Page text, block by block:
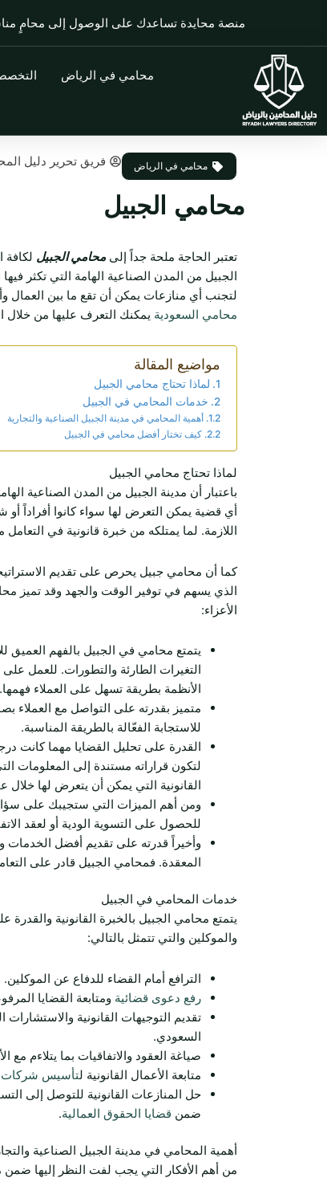
المحتوى
منصة محايدة تساعدك على الوصول إلى محامٍ
محامي في الرياض
محامي في الرياض فريق تحرير دليل
محامي الجبيل
تعتبر الحاجة ملحة جداً إلى محامي الجبيل لكافة
الجبيل من المدن الصناعية الهامة التي تكثر
لتجنب أي منازعات يمكن أن تقع ما بين العمال
محامي السعودية يمكنك التعرف عليها من خلال
مواضيع المقالة
لماذا تحتاج محامي الجبيل
خدمات المحامي في الجبيل
أهمية المحامي في مدينة الجبيل الصناعية والتجارية
كيف تختار أفضل محامي في الجبيل
لماذا تحتاج محامي الجبيل
باعتبار أن مدينة الجبيل من المدن الصناعية
أي قضية يمكن التعرض لها سواء كانوا أفراداً
اللازمة. لما يمتلكه من خبرة قانونية في
كما أن محامي جبيل يحرص على تقديم
الذي يسهم في توفير الوقت والجهد وقد تميز
الأعزاء:
يتمتع محامي في الجبيل بالفهم العميق
التغيرات الطارئة والتطورات. للعمل
الأنظمة بطريقة تسهل على العملاء فهمها.
متميز بقدرته على التواصل مع العملاء
للاستجابة الفعّالة بالطريقة المناسبة.
القدرة على تحليل القضايا مهما كانت
لتكون قراراته مستندة إلى المعلومات
القانونية التي يمكن أن يتعرض لها خلال
ومن أهم الميزات التي ستجيبك على
للحصول على التسوية الودية أو لعقد
وأخيراً قدرته على تقديم أفضل الخدمات
المعقدة. فمحامي الجبيل قادر على
خدمات المحامي في الجبيل
يتمتع محامي الجبيل بالخبرة القانونية
والموكلين والتي تتمثل بالتالي:
الترافع أمام القضاء للدفاع عن
رفع دعوى قضائية ومتابعة القضايا
تقديم التوجيهات القانونية
السعودي.
صياغة العقود والاتفاقيات بما يتلاءم مع
متابعة الأعمال القانونية لتأسيس شركات
حل المنازعات القانونية للتوصل إلى
ضمن قضايا الحقوق العمالية.
أهمية المحامي في مدينة الجبيل الصناعية
من أهم الأفكار التي يجب لفت النظر إليها ضمن